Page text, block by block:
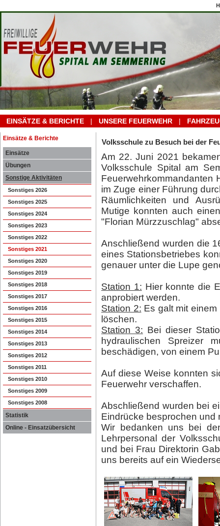
EINSÄTZE & BERICHTE | UNSERE FEUERWEHR |
Einsätze & Berichte
Einsätze
Übungen
Sonstige Aktivitäten
Sonstiges 2026
Sonstiges 2025
Sonstiges 2024
Sonstiges 2023
Sonstiges 2022
Sonstiges 2021
Sonstiges 2020
Sonstiges 2019
Sonstiges 2018
Sonstiges 2017
Sonstiges 2016
Sonstiges 2015
Sonstiges 2014
Sonstiges 2013
Sonstiges 2012
Sonstiges 2011
Sonstiges 2010
Sonstiges 2009
Sonstiges 2008
Statistik
Online - Einsatzübersicht
Volksschule zu Besuch bei der
Am 22. Juni 2021
Volksschule Spital am
Feuerwehrkommandanten
im Zuge einer Führung
Räumlichkeiten und
Mutige konnten auch
"Florian Mürzzuschlag"
Anschließend wurden die
eines Stationsbetriebes
genauer unter die Lupe
Station 1: Hier konnte die
anprobiert werden.
Station 2: Es galt mit
löschen.
Station 3: Bei dieser
hydraulischen Spreizer
beschädigen, von einem
Auf diese Weise konnten
Feuerwehr verschaffen.
Abschließend wurden bei
Eindrücke besprochen und
Wir bedanken uns bei
Lehrpersonal der
und bei Frau Direktorin
uns bereits auf ein